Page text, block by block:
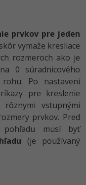
prvkov pre jeden
vymaže kresliace
rozmeroch ako je
0 súradnicového
Po nastavení
pre kreslenie
vstupnými
prvkov. Pred
pohľadu musí byť
(je používaný